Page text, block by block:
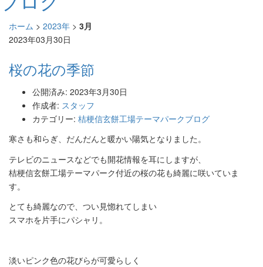
ホーム > 2023年 > 3月
2023年03月30日
桜の花の季節
公開済み: 2023年3月30日
作成者: スタッフ
カテゴリー: 桔梗信玄餅工場テーマパークブログ
寒さも和らぎ、だんだんと暖かい陽気となりました。
テレビのニュースなどでも開花情報を耳にしますが、
桔梗信玄餅工場テーマパーク付近の桜の花も綺麗に咲いていま
す。
とても綺麗なので、つい見惚れてしまい
スマホを片手にパシャリ。
淡いピンク色の花びらが可愛らしく